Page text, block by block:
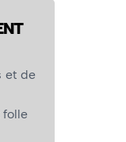
et de
folle